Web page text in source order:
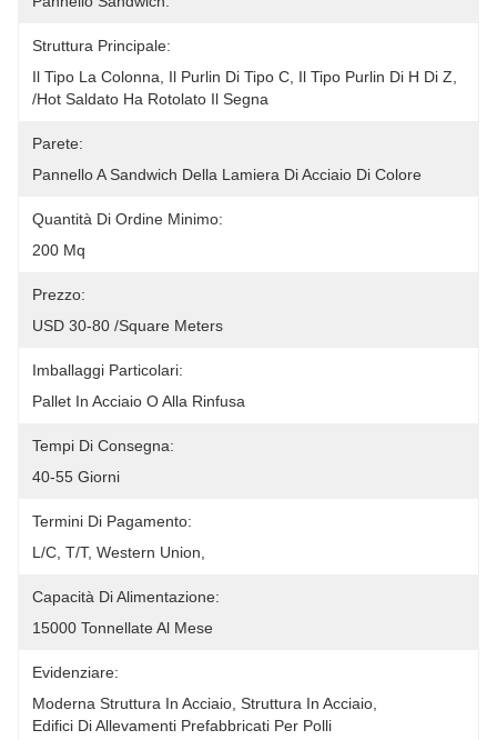
Struttura Principale:
Il Tipo La Colonna, Il Purlin Di Tipo C, Il Tipo Purlin Di H Di Z,
/hot Saldato Ha Rotolato Il Segna
Parete:
Pannello A Sandwich Della Lamiera Di Acciaio Di Colore
Quantità Di Ordine Minimo:
200 Mq
Prezzo:
USD 30-80 /square Meters
Imballaggi Particolari:
Pallet In Acciaio O Alla Rinfusa
Tempi Di Consegna:
40-55 Giorni
Termini Di Pagamento:
L/C, T/T, Western Union,
Capacità Di Alimentazione:
15000 Tonnellate Al Mese
Evidenziare:
Moderna Struttura In Acciaio Struttura In Acciaio
Edifici Di Allevamenti Prefabbricati Per Polli